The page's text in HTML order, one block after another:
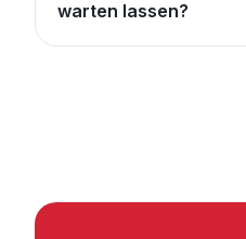
warten lassen?